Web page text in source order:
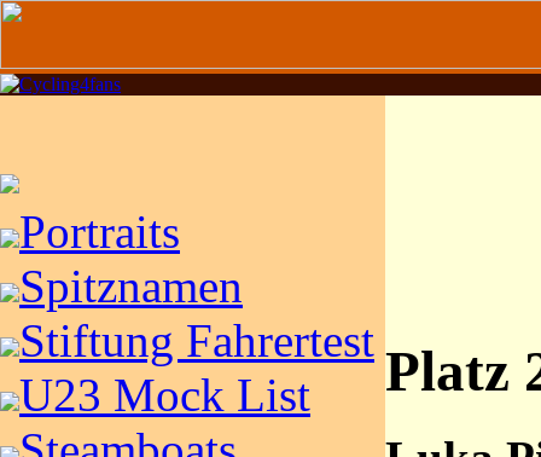
Portraits
Spitznamen
Stiftung Fahrertest
U23 Mock List
Platz